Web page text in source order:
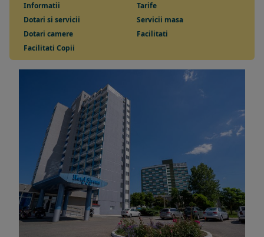
Informatii
Tarife
Dotari si servicii
Servicii masa
Dotari camere
Facilitati
Facilitati Copii